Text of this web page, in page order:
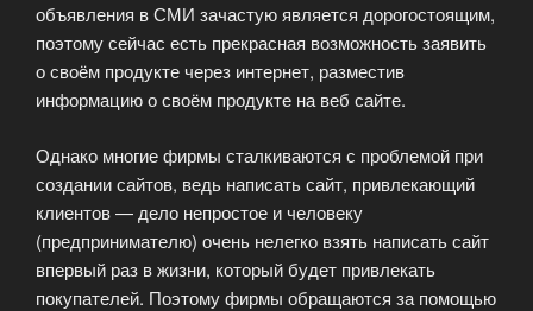
объявления в СМИ зачастую является дорогостоящим,
поэтому сейчас есть прекрасная возможность заявить
о своём продукте через интернет, разместив
информацию о своём продукте на веб сайте.
Однако многие фирмы сталкиваются с проблемой при
создании сайтов, ведь написать сайт, привлекающий
клиентов — дело непростое и человеку
(предпринимателю) очень нелегко взять написать сайт
впервый раз в жизни, который будет привлекать
покупателей. Поэтому фирмы обращаются за помощью